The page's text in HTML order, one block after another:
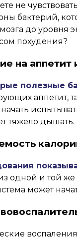
не
бактерий,
до уровня
похудения?
на аппетит
полезные
аппетит,
тяжело дышать.
одной и той
может